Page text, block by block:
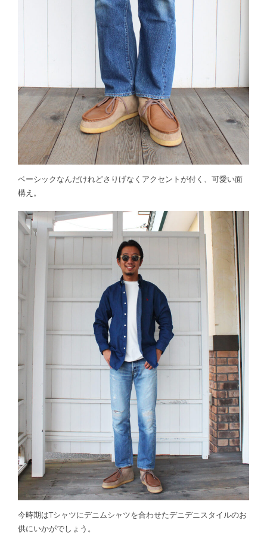
ベーシックなんだけれどさりげなくアクセントが付く、可愛い面
構え。
今時期はTシャツにデニムシャツを合わせたデニデニスタイルのお
供にいかがでしょう。